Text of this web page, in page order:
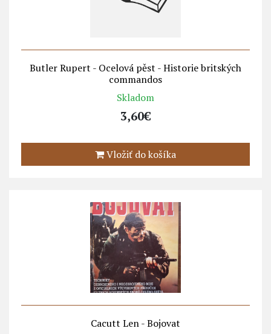
Butler Rupert - Ocelová pěst - Historie britských
commandos
Skladom
3,60€
Vložiť do košíka
Cacutt Len - Bojovat